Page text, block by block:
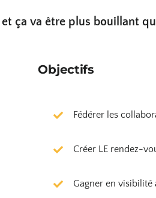
ça va être plus bouillant
Objectifs
Fédérer les
Créer LE rendez-
Gagner en visibilité